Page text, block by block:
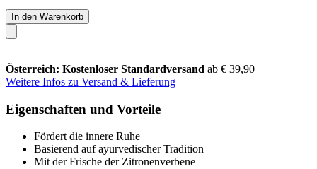
In den Warenkorb
Österreich: Kostenloser Standardversand ab € 39,90
Weitere Infos zu Versand & Lieferung
Eigenschaften und Vorteile
Fördert die innere Ruhe
Basierend auf ayurvedischer Tradition
Mit der Frische der Zitronenverbene